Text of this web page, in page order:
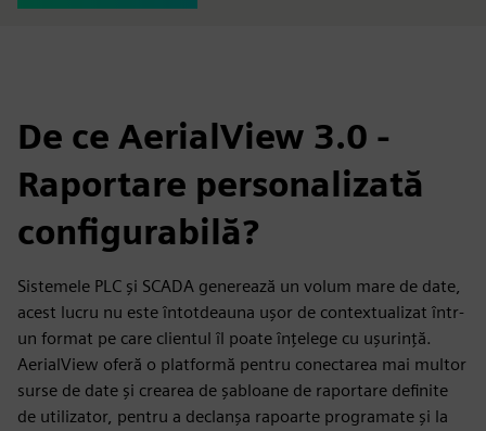
De ce AerialView 3.0 -
Raportare personalizată
configurabilă?
Sistemele PLC și SCADA generează un volum mare de date,
acest lucru nu este întotdeauna ușor de contextualizat într-
un format pe care clientul îl poate înțelege cu ușurință.
AerialView oferă o platformă pentru conectarea mai multor
surse de date și crearea de șabloane de raportare definite
de utilizator, pentru a declanșa rapoarte programate și la